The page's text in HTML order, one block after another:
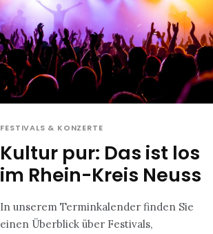
FESTIVALS & KONZERTE
Kultur pur: Das ist los
im Rhein-Kreis Neuss
In unserem Terminkalender finden Sie
einen Überblick über Festivals,